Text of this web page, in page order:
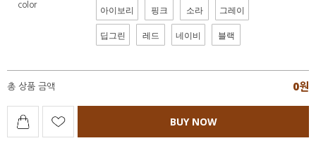
color 아이보리 핑크 소라 그레이
딥그린 레드 네이비 블랙
총 상품 금액 0원
BUY NOW